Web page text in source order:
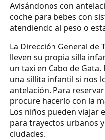
Avisándonos con
coche para bebes con
atendiendo al peso o
La Dirección General de
lleven su propia silla
un taxi en Cabo de
una sillita infantil si nos
antelación. Para
procure hacerlo con la
Los niños pueden viajar
para trayectos urbanos
ciudades.